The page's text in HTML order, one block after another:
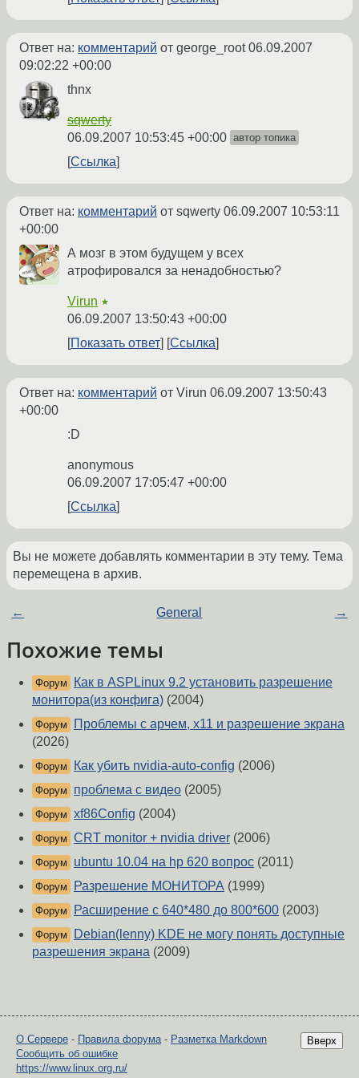
Ответ на: комментарий от george_root06.09.2007
09:02:22 +00:00
thnx
sqwerty
06.09.2007 10:53:45 +00:00 автор топика
Ссылка
Ответ на: комментарий от sqwerty 06.09.2007 10:53:11
+00:00
А мозг в этом будущем у всех
атрофировался за ненадобностью?
Virun ★
06.09.2007 13:50:43 +00:00
Показать ответ
Ссылка
Ответ на: комментарий от Virun 06.09.2007 13:50:43
+00:00
:D
anonymous
06.09.2007 17:05:47 +00:00
Ссылка
Вы не можете добавлять комментарии в эту тему. Тема
перемещена в архив.
← General →
Похожие темы
Форум
Как в ASPLinux 9.2 установить разрешение
монитора(из конфига) (2004)
Форум
Проблемы с арчем, х11 и разрешение экрана
(2026)
Форум Как убить nvidia-auto-config (2006)
Форум проблема с видео (2005)
Форум xf86Config (2004)
Форум CRT monitor + nvidia driver (2006)
Форум ubuntu 10.04 на hp 620 вопрос (2011)
Форум Разрешение МОНИТОРА (1999)
Форум Расширение с 640*480 до 800*600 (2003)
Форум
Debian(lenny) KDE не могу понять доступные
разрешения экрана (2009)
Вверх
О Сервере - Правила форума- Разметка Markdown
Сообщить об ошибке
https://www.linux.org.ru/